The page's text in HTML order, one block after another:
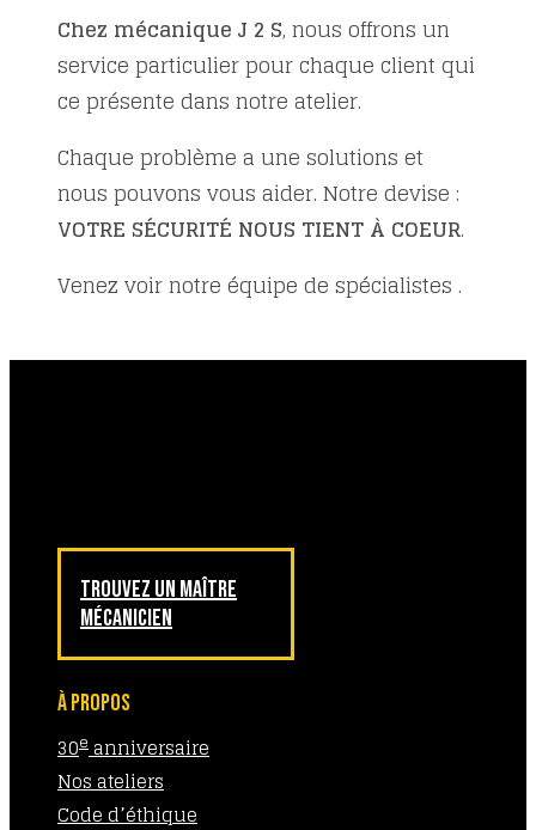
Chez mécanique J 2 S, nous offrons un
service particulier pour chaque client qui
ce présente dans notre atelier.
Chaque problème a une solutions et
nous pouvons vous aider. Notre devise :
VOTRE SÉCURITÉ NOUS TIENT À COEUR.
Venez voir notre équipe de spécialistes .
TROUVEZ UN MAÎTRE
MÉCANICIEN
À PROPOS
30eanniversaire
Nos ateliers
Code d’éthique